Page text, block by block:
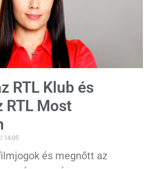
RTL Klub és
RTL Most
14:05
és megnőtt az